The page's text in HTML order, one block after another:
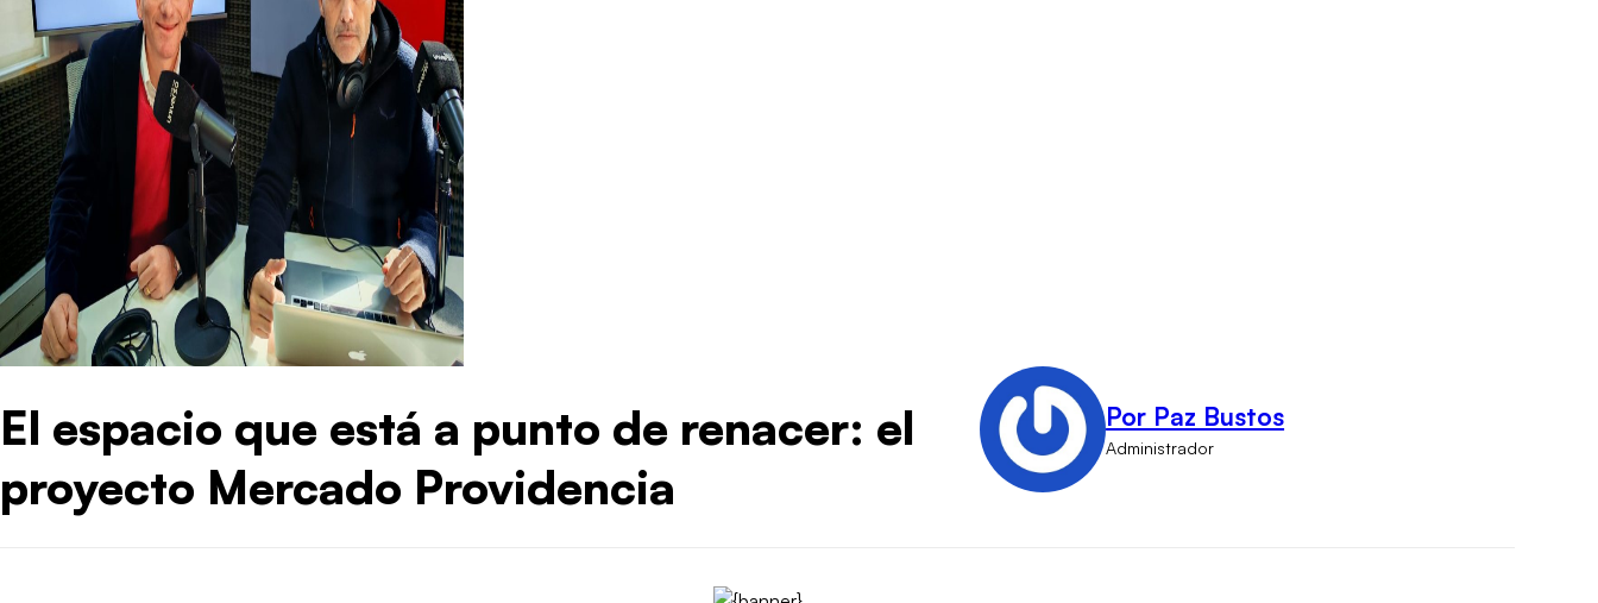
El espacio que está a punto de renacer: el
proyecto Mercado Providencia
Por Paz Bustos
Administrador